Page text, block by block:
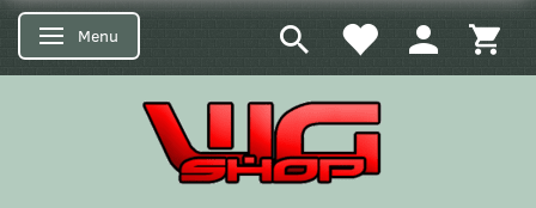
Skifte navigation
Menu